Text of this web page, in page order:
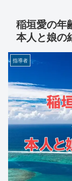
稲垣愛の年
本人と娘の
指導者